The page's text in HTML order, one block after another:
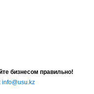
бизнесом правильно!
info@usu.kz